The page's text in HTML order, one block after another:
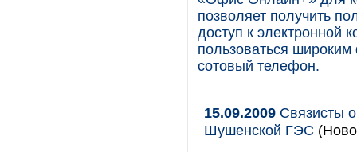
позволяет получить
доступ к электронной
пользоваться
сотовый телефон.
15.09.2009 Связисты
Шушенской ГЭС